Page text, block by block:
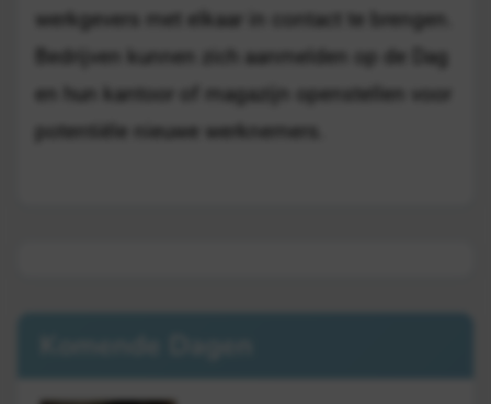
werkgevers met elkaar in contact te brengen.
Bedrijven kunnen zich aanmelden op de Dag
en hun kantoor of magazijn openstellen voor
potentiële nieuwe werknemers.